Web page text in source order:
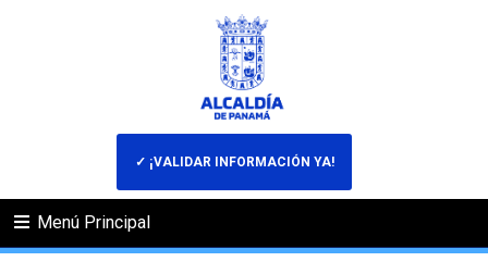
✓ ¡VALIDAR INFORMACIÓN YA!
Menú Principal